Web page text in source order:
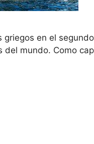
en el
mundo. Como